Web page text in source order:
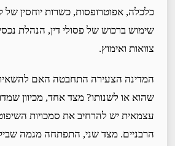
כלכלה, אפוטרופסות, כשרות יוחסין של
שימוש ברכוש של פסולי דין, הנהלת
צוואות ואימוץ.
המדינה הצעירה התחבטה האם
שהוא או לשנותו? מצד אחד, מכיוון
עצמאית יש להרחיב את סמכויות
הרבניים. מצד שני, התפתחה מגמה